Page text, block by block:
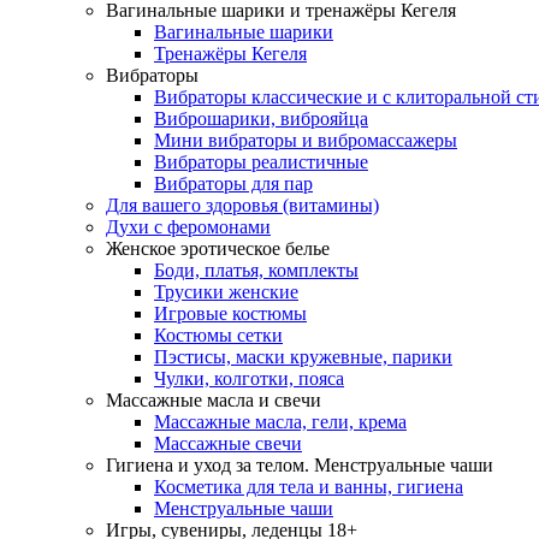
Вагинальные шарики и тренажёры Кегеля
Вагинальные шарики
Тренажёры Кегеля
Вибраторы
Вибраторы классические и с клиторальной
Виброшарики, виброяйца
Мини вибраторы и вибромассажеры
Вибраторы реалистичные
Вибраторы для пар
Для вашего здоровья (витамины)
Духи с феромонами
Женское эротическое белье
Боди, платья, комплекты
Трусики женские
Игровые костюмы
Костюмы сетки
Пэстисы, маски кружевные, парики
Чулки, колготки, пояса
Массажные масла и свечи
Массажные масла, гели, крема
Массажные свечи
Гигиена и уход за телом. Менструальные чаши
Косметика для тела и ванны, гигиена
Менструальные чаши
Игры, сувениры, леденцы 18+